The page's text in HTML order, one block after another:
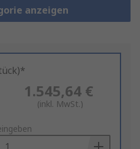
anzeigen
1.545,64 €
(inkl. MwSt.)